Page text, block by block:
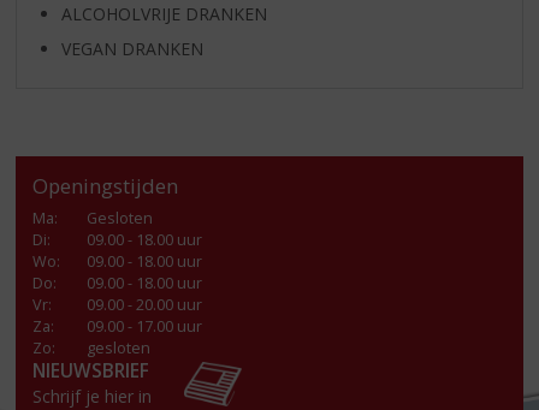
ALCOHOLVRIJE DRANKEN
VEGAN DRANKEN
Openingstijden
Ma:
Gesloten
Di:
09.00 - 18.00 uur
Wo:
09.00 - 18.00 uur
Do:
09.00 - 18.00 uur
Vr:
09.00 - 20.00 uur
Za:
09.00 - 17.00 uur
Zo:
gesloten
NIEUWSBRIEF
Schrijf je hier in